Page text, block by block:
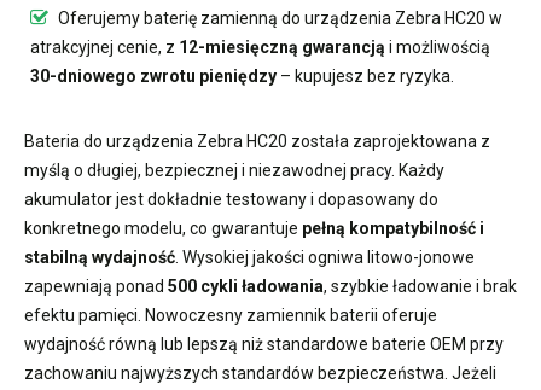
Oferujemybaterię zamienną do urządzenia Zebra HC20 w
atrakcyjnej cenie, z 12-miesięczną gwarancją i możliwością
30-dniowego zwrotu pieniędzy – kupujesz bez ryzyka.
Bateria do urządzenia Zebra HC20 została zaprojektowana z
myślą o długiej, bezpiecznej i niezawodnej pracy. Każdy
akumulator jest dokładnie testowany i dopasowany do
konkretnego modelu, co gwarantuje pełną kompatybilność i
stabilną wydajność . Wysokiej jakości ogniwa litowo-jonowe
zapewniają ponad 500 cykli ładowania, szybkie ładowanie i brak
efektu pamięci. Nowoczesny zamiennik baterii oferuje
wydajność równą lub lepszą niż standardowe baterie OEM przy
zachowaniu najwyższych standardów bezpieczeństwa. Jeżeli